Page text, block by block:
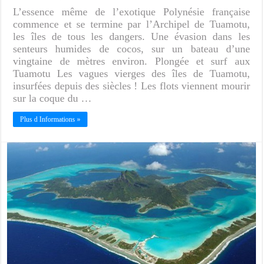
L’essence même de l’exotique Polynésie française
commence et se termine par l’Archipel de Tuamotu,
les îles de tous les dangers. Une évasion dans les
senteurs humides de cocos, sur un bateau d’une
vingtaine de mètres environ. Plongée et surf aux
Tuamotu Les vagues vierges des îles de Tuamotu,
insurfées depuis des siècles ! Les flots viennent mourir
sur la coque du …
Plus d Informations »